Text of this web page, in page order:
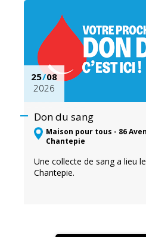
25/08
2026
Don du sang
Maison pour tous - 86
Chantepie
Une collecte de sang a lieu
Chantepie.